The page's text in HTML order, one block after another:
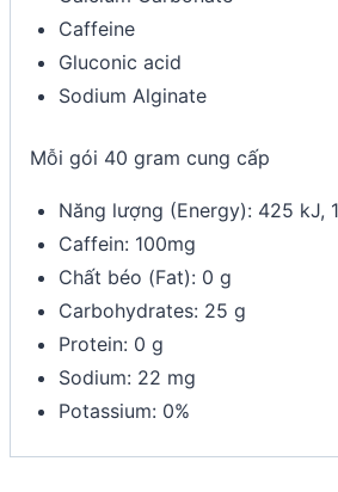
Caffeine
Gluconic acid
Sodium Alginate
Mỗi gói 40 gram cung cấp
Năng lượng (Energy): 425 kJ,
Caffein: 100mg
Chất béo (Fat): 0 g
Carbohydrates: 25 g
Protein: 0 g
Sodium: 22 mg
Potassium: 0%